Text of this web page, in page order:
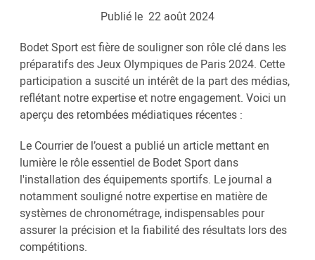
Publié le 22 août 2024
Bodet Sport est fière de souligner son rôle clé dans les
préparatifs des Jeux Olympiques de Paris 2024. Cette
participation a suscité un intérêt de la part des médias,
reflétant notre expertise et notre engagement. Voici un
aperçu des retombées médiatiques récentes :
Le Courrier de l’ouest a publié un article mettant en
lumière le rôle essentiel de Bodet Sport dans
l'installation des équipements sportifs. Le journal a
notamment souligné notre expertise en matière de
systèmes de chronométrage, indispensables pour
assurer la précision et la fiabilité des résultats lors des
compétitions.